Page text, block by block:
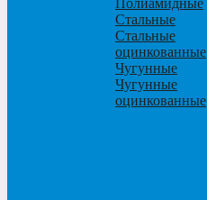
Стальные
Стальные
оцинкованные
Чугунные
Чугунные
оцинкованные